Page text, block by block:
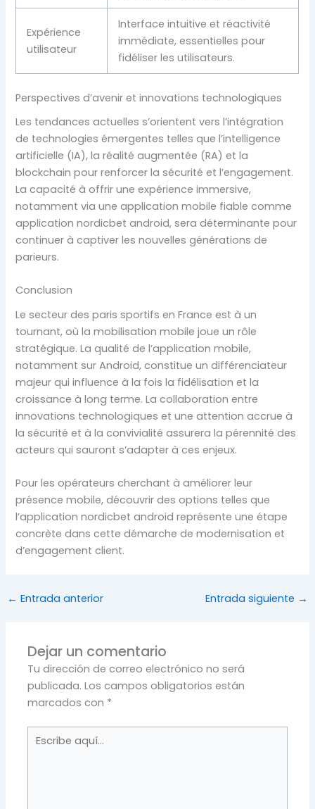
Expérience
utilisateur
Interface intuitive et réactivité
immédiate, essentielles pour
fidéliser les utilisateurs.
Perspectives d’avenir et innovations technologiques
Les tendances actuelles s’orientent vers l’intégration
de technologies émergentes telles que l’intelligence
artificielle (IA), la réalité augmentée (RA) et la
blockchain pour renforcer la sécurité et l’engagement.
La capacité à offrir une expérience immersive,
notamment via une application mobile fiable comme
application nordicbet android, sera déterminante pour
continuer à captiver les nouvelles générations de
parieurs.
Conclusion
Le secteur des paris sportifs en France est à un
tournant, où la mobilisation mobile joue un rôle
stratégique. La qualité de l’application mobile,
notamment sur Android, constitue un différenciateur
majeur qui influence à la fois la fidélisation et la
croissance à long terme. La collaboration entre
innovations technologiques et une attention accrue à
la sécurité et à la convivialité assurera la pérennité des
acteurs qui sauront s’adapter à ces enjeux.
Pour les opérateurs cherchant à améliorer leur
présence mobile, découvrir des options telles que
l’application nordicbet android représente une étape
concrète dans cette démarche de modernisation et
d’engagement client.
← Entrada anterior Entrada siguiente →
Dejar un comentario
Tu dirección de correo electrónico no será
publicada. Los campos obligatorios están
marcados con *
Escribe